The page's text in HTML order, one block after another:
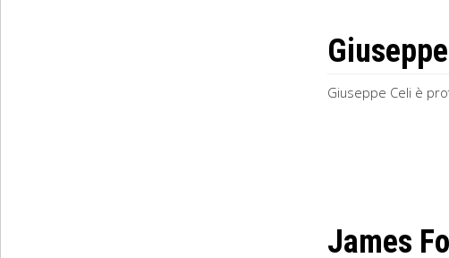
Giuseppe Celi è
James